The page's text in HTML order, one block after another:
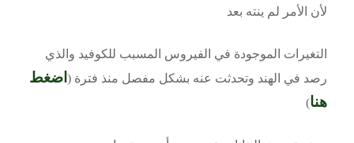
لأن الأمر لم ينته بعد
التغيرات الموجودة في الفيروس المسبب للكوفيد والذي
رصد في الهند وتحدثت عنه بشكل مفصل منذ فترة ( اضغط
هنا)